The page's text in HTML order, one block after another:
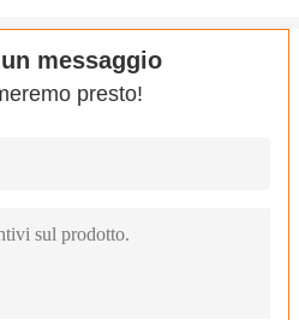
messaggio
presto!